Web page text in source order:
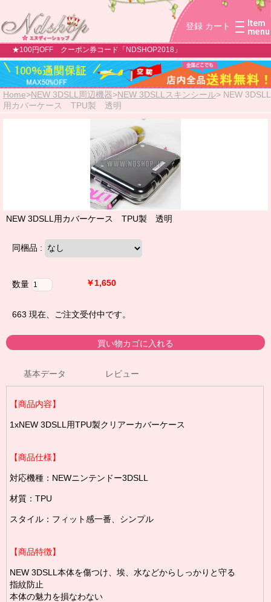
登録 カート
★100円OFF クーポン券コード「NDSHOP2018」
Home>NEW 3DSLL周辺機器>NEW 3DSLLスキンシール> NEW 3DSLL
用カバーケース TPU製 透明
NEW 3DSLL用カバーケース TPU製 透明
同梱品 :
数量 ￥1,650
663 現在、ご注文受付中です。
基本データ レビュー
【商品内容】
1xNEW 3DSLL用TPU製クリアーカバーケース
【商品仕様】
対応機種：NEWニンテンドー3DSLL
材質：TPU
スタイル：フィット感一番、シンプル
【商品特徴】
NEW 3DSLL本体を傷つけ、埃、水などからしっかりと守る
指紋防止
本体の魅力を損なわない